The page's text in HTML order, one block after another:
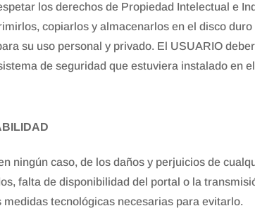
los derechos de Propiedad Intelectual e
copiarlos y almacenarlos en el disco
su uso personal y privado. El USUARIO
de seguridad que estuviera instalado en
ningún caso, de los daños y perjuicios de
falta de disponibilidad del portal o la
tecnológicas necesarias para evitarlo.